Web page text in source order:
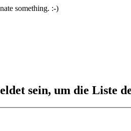
something. :-)
sein, um die Liste